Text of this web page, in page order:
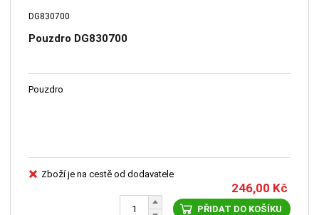
DG830700
Pouzdro DG830700
Pouzdro
Zboží je na cestě od dodavatele
246,00 Kč
PŘIDAT DO KOŠÍKU